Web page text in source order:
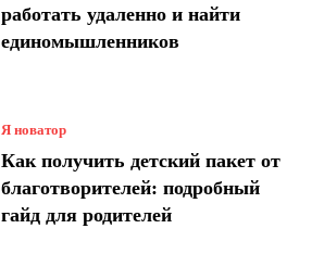
работать удаленно и найти
единомышленников
Я новатор
Как получить детский пакет от
благотворителей: подробный
гайд для родителей